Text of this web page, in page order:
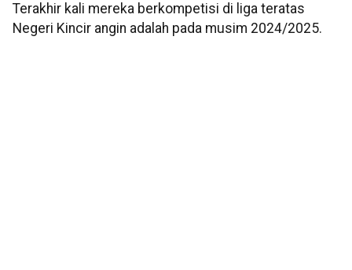
Terakhir kali mereka berkompetisi di liga teratas
Negeri Kincir angin adalah pada musim 2024/2025.